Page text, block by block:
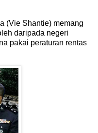
(Vie Shantie) memang
daripada negeri
pakai peraturan rentas